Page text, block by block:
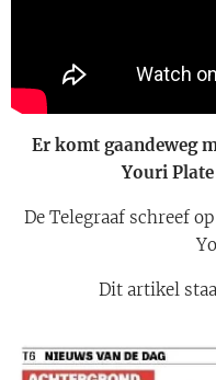
Er komt gaandeweg
Youri
De Telegraaf schreef
Dit artikel